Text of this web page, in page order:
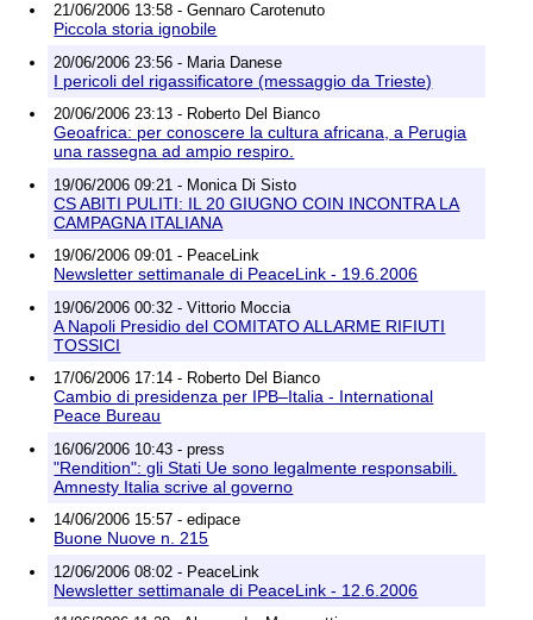
21/06/2006 13:58 - Gennaro Carotenuto
Piccola storia ignobile
20/06/2006 23:56 - Maria Danese
I pericoli del rigassificatore (messaggio da Trieste)
20/06/2006 23:13 - Roberto Del Bianco
Geoafrica: per conoscere la cultura africana, a Perugia
una rassegna ad ampio respiro.
19/06/2006 09:21 - Monica Di Sisto
CS ABITI PULITI: IL 20 GIUGNO COIN INCONTRA LA
CAMPAGNA ITALIANA
19/06/2006 09:01 - PeaceLink
Newsletter settimanale di PeaceLink - 19.6.2006
19/06/2006 00:32 - Vittorio Moccia
A Napoli Presidio del COMITATO ALLARME RIFIUTI
TOSSICI
17/06/2006 17:14 - Roberto Del Bianco
Cambio di presidenza per IPB–Italia - International
Peace Bureau
16/06/2006 10:43 - press
"Rendition": gli Stati Ue sono legalmente responsabili.
Amnesty Italia scrive al governo
14/06/2006 15:57 - edipace
Buone Nuove n. 215
12/06/2006 08:02 - PeaceLink
Newsletter settimanale di PeaceLink - 12.6.2006